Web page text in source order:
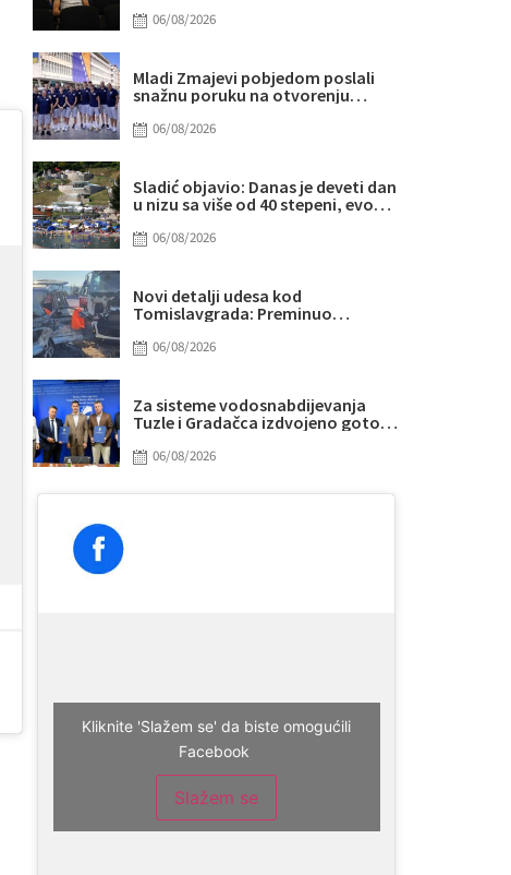
06/08/2026
Mladi Zmajevi pobjedom poslali
snažnu poruku na otvorenju
06/08/2026
Sladić objavio: Danas je deveti dan
u nizu sa više od 40 stepeni, evo
06/08/2026
Novi detalji udesa kod
Tomislavgrada: Preminuo
povrijeđenima i beba
06/08/2026
Za sisteme vodosnabdijevanja
Tuzle i Gradačca izdvojeno gotovo
06/08/2026
Kliknite 'Slažem se' da biste omogućili
Facebook
Slažem se